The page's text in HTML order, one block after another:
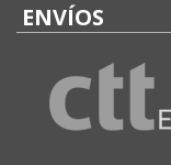
ENVÍOS